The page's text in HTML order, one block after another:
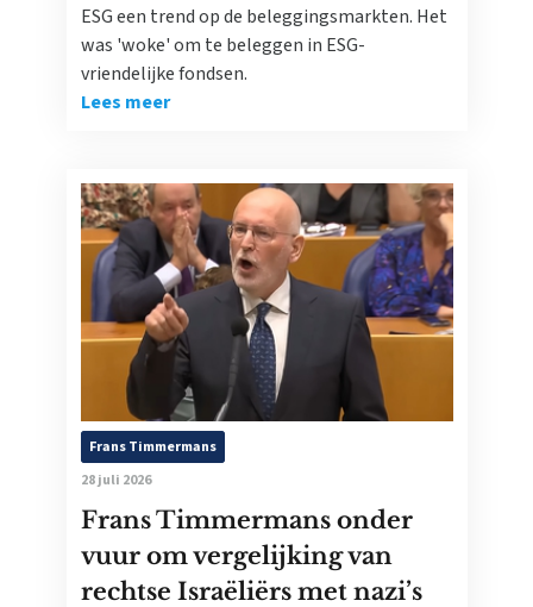
ESG een trend op de beleggingsmarkten. Het
was 'woke' om te beleggen in ESG-
vriendelijke fondsen.
Lees meer
Frans Timmermans
28 juli 2026
Frans Timmermans onder
vuur om vergelijking van
rechtse Israëliërs met nazi’s